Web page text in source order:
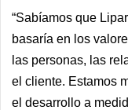
“Sabíamos que
basaría en los
las personas, las
el cliente. Estamos
el desarrollo a